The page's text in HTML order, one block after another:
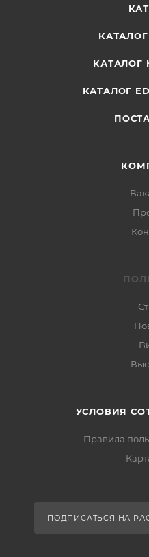
КАТАЛОГ
КАТАЛОГ
КАТАЛОГ
УСЛОВИЯ
Правила
ПОДПИСАТЬСЯ НА